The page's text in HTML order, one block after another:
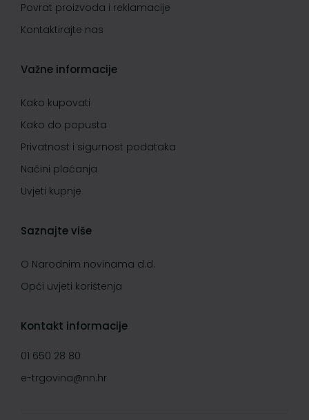
Povrat proizvoda i reklamacije
Kontaktirajte nas
Važne informacije
Kako kupovati
Kako do popusta
Privatnost i sigurnost podataka
Načini plaćanja
Uvjeti kupnje
Saznajte više
O Narodnim novinama d.d.
Opći uvjeti korištenja
Kontakt informacije
01 650 28 80
e-trgovina@nn.hr